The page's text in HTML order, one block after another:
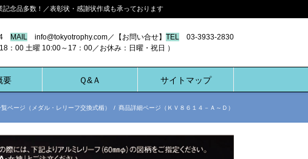
念品多数！／表彰状・感謝状作成も承っております
MAIL info@tokyotrophy.com／【お問い合せ】 TEL 03-3933-2830
～17：00／お休み：日曜・祝日 ）
要 Ｑ&Ａ サイトマップ
ページ（メダル・レリーフ交換式楯） / 商品詳細ページ（ＫＶ８６１４－Ａ～Ｄ）